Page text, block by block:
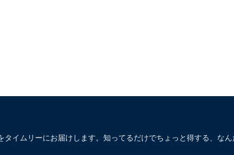
タイムリーにお届けします。知ってるだけでちょっと得する、な